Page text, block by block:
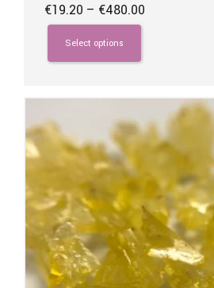
€19.20 – €480.00
Select options
This
product
has
options
may
on
the
product
page